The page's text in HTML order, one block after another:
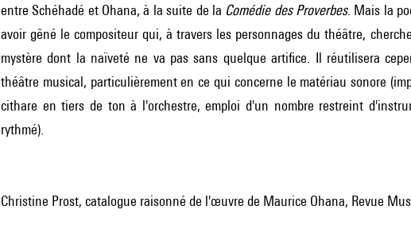
entre Schéhadé et Ohana, à la suite de la Comédie des Proverbes. Mais la
avoir gêné le compositeur qui, à travers les personnages du théâtre,
mystère dont la naïveté ne va pas sans quelque artifice. Il réutilisera
théâtre musical, particulièrement en ce qui concerne le matériau sonore
cithare en tiers de ton à l'orchestre, emploi d'un nombre restreint
rythmé).
Christine Prost, catalogue raisonné de l'œuvre de Maurice Ohana, Revue